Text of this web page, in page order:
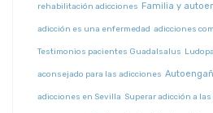
rehabilitación adicciones Familia y
adicción es una enfermedad adicciones
Testimonios pacientes Guadalsalus
aconsejado para las adicciones
adicciones en Sevilla Superar adicción a las